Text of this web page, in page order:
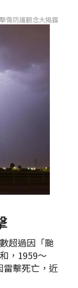
傷防護觀念大揭露
超過因「颱
，1959～
雷擊死亡，近